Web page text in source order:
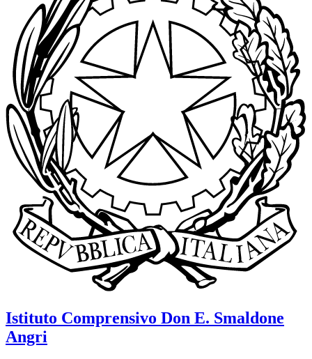
Istituto Comprensivo Don E. Smaldone
Angri